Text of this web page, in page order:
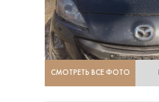
СМОТРЕТЬ ВСЕ ФОТО